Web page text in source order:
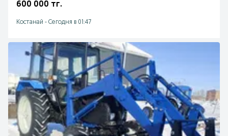
600 000 тг.
Костанай - Сегодня в 01:47